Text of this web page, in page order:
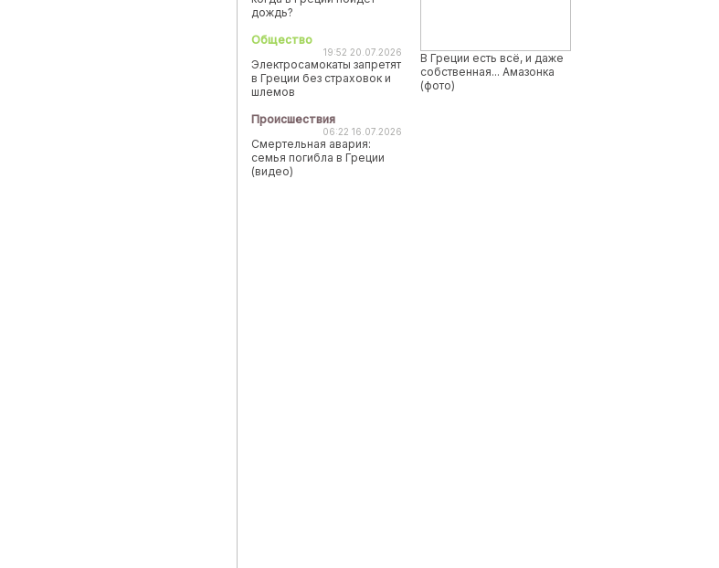
дождь?
Общество
19:52 20.07.2026
Электросамокаты запретят
в Греции без страховок и
шлемов
Происшествия
06:22 16.07.2026
Смертельная авария:
семья погибла в Греции
(видео)
В Греции есть всё, и даже
собственная... Амазонка
(фото)